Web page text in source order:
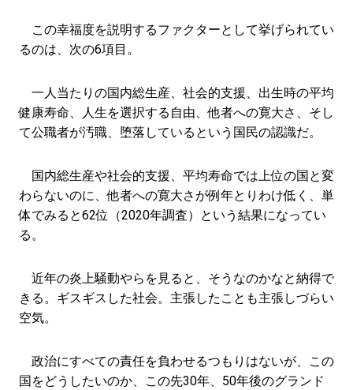
この幸福度を説明するファクターとして挙げられてい
るのは、次の6項目。
一人当たりの国内総生産、社会的支援、出生時の平均
健康寿命、人生を選択する自由、他者への寛大さ、そし
て公職者が汚職、堕落しているという国民の認識だ。
国内総生産や社会的支援、平均寿命では上位の国と変
わらないのに、他者への寛大さが例年とりわけ低く、単
体でみると62位（2020年調査）という結果になってい
る。
近年の炎上騒動やらを見ると、そうなのかなと納得で
きる。ギスギスした社会。主張したことも主張しづらい
空気。
政治にすべての責任を負わせるつもりはないが、この
国をどうしたいのか、この先30年、50年後のグランド